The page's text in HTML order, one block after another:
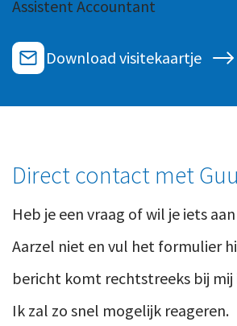
Werken bij
Veilig bestanden delen
Inloggen
Informatiebeveiliging en privacy
Strategie en bedrijfsinrichting
Ons team
Werken-bij
Bedrijfsgeschiedenis
Assistent Accountant
Download visitekaartje
Direct contact met
Heb je een vraag of wil je iets
Aarzel niet en vul het formulier
bericht komt rechtstreeks bij
Ik zal zo snel mogelijk reageren.